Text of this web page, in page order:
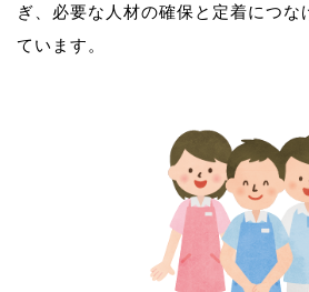
ぎ、必要な人材の確保と定着につな
ています。